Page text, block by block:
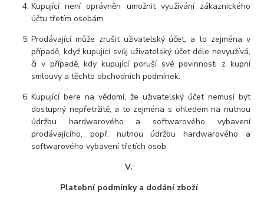
Kupující není oprávněn umožnit využívání zákaznického
účtu třetím osobám.
Prodávající může zrušit uživatelský účet, a to zejména v
případě, když kupující svůj uživatelský účet déle nevyužívá,
či v případě, kdy kupující poruší své povinnosti z kupní
smlouvy a těchto obchodních podmínek.
Kupující bere na vědomí, že uživatelský účet nemusí být
dostupný nepřetržitě, a to zejména s ohledem na nutnou
údržbu hardwarového a softwarového vybavení
prodávajícího, popř. nutnou údržbu hardwarového a
softwarového vybavení třetích osob.
V.
Platební podmínky a dodání zboží